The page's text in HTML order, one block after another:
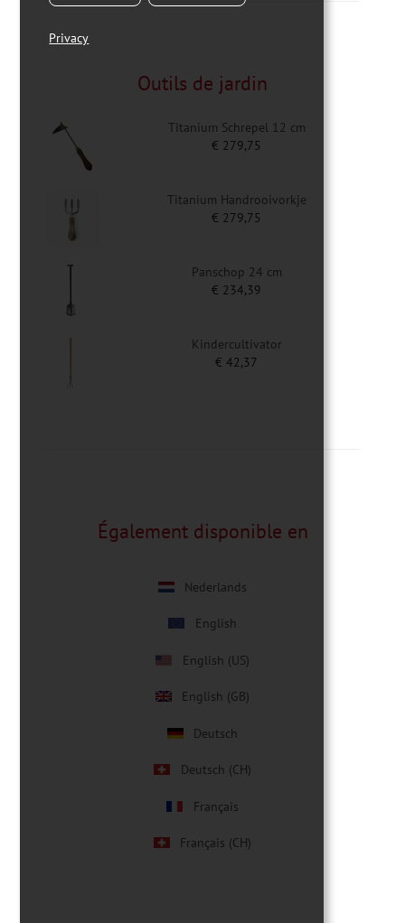
Outils de jardin
Titanium Schrepel 12 cm
€ 279,75
Titanium Handrooivorkje
€ 279,75
Panschop 24 cm
€ 234,39
Kindercultivator
€ 42,37
Également disponible en
Nederlands
English
English (US)
English (GB)
Deutsch
Deutsch (CH)
Français
Français (CH)
Privacy